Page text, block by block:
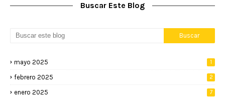
Buscar Este Blog
mayo 2025 1
febrero 2025 2
enero 2025 7